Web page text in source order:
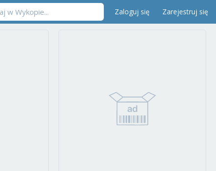
Zaloguj się Zarejestruj się